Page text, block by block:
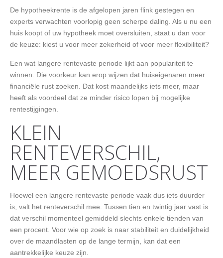
De hypotheekrente is de afgelopen jaren flink gestegen en
experts verwachten voorlopig geen scherpe daling. Als u nu een
huis koopt of uw hypotheek moet oversluiten, staat u dan voor
de keuze: kiest u voor meer zekerheid of voor meer flexibiliteit?
Een wat langere rentevaste periode lijkt aan populariteit te
winnen. Die voorkeur kan erop wijzen dat huiseigenaren meer
financiële rust zoeken. Dat kost maandelijks iets meer, maar
heeft als voordeel dat ze minder risico lopen bij mogelijke
rentestijgingen.
KLEIN
RENTEVERSCHIL,
MEER GEMOEDSRUST
Hoewel een langere rentevaste periode vaak dus iets duurder
is, valt het renteverschil mee. Tussen tien en twintig jaar vast is
dat verschil momenteel gemiddeld slechts enkele tienden van
een procent. Voor wie op zoek is naar stabiliteit en duidelijkheid
over de maandlasten op de lange termijn, kan dat een
aantrekkelijke keuze zijn.